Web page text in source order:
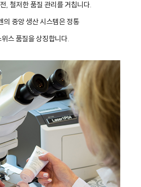
, 철저한 품질 관리를 거칩니다.
의 중앙 생산 시스템은 정통
위스 품질을 상징합니다.